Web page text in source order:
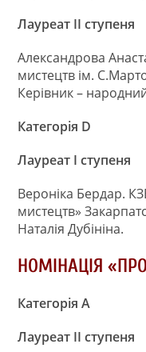
Лауреат ІІ ступеня
Александрова
мистецтв iм.
Керівник –
Категорія D
Лауреат І ступеня
Вероніка Бердар.
мистецтв»
Наталія Дубініна.
НОМІНАЦІЯ
Категорія А
Лауреат ІІ ступеня